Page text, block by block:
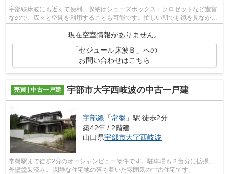
宇部線床波にも近くて便利。収納はシューズボックス・クロゼットなど豊富
なので、広々と空間を利用することも可能です。忙しい朝でも鏡を見ながら
現在空室情報がありません。
「セジュール床波Ｂ」への
お問い合わせはこちら
売買 | 中古一戸建 宇部市大字西岐波の中古一戸建
宇部線 「常盤 」駅 徒歩2分
築42年 / 2階建
山口県宇部市大字西岐波
常盤駅まで徒歩2分のオーシャンビュー物件です。駐車場も２台分に拡張、
外壁塗装済み。 閑静な住宅地の落ち着いた雰囲気の中古住宅です。